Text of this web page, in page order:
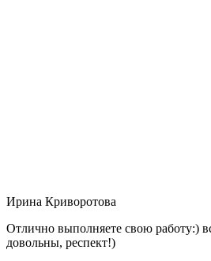
Ирина Криворотова
Отлично выполняете свою работу:)
довольны, респект!)